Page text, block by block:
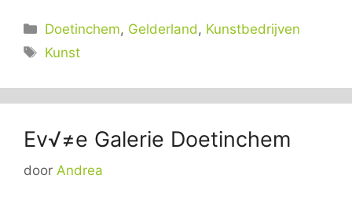
Categorieën
Doetinchem, Gelderland , Kunstbedrijven
Tags
Kunst
Ev√≠e Galerie Doetinchem
door Andrea